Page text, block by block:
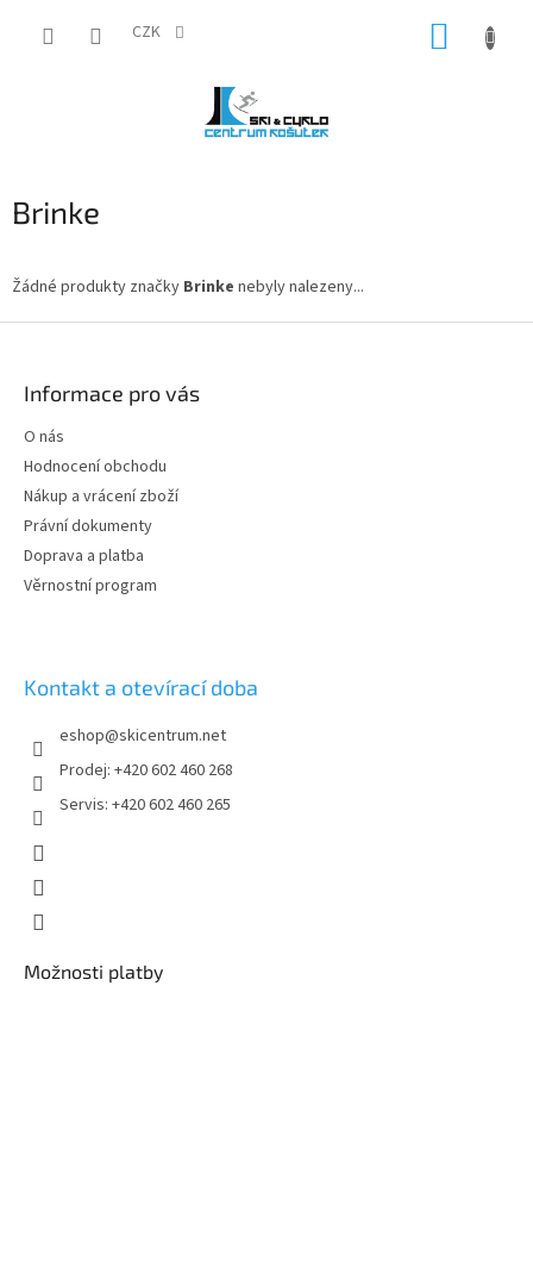
CZK
Brinke
Žádné produkty značky Brinke nebyly nalezeny...
Informace pro vás
O nás
Hodnocení obchodu
Nákup a vrácení zboží
Právní dokumenty
Doprava a platba
Věrnostní program
Kontakt a otevírací doba
eshop@skicentrum.net
Prodej: +420 602 460 268
Servis: +420 602 460 265
Možnosti platby